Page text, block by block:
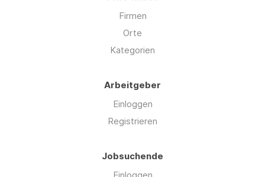
Firmen
Orte
Kategorien
Arbeitgeber
Einloggen
Registrieren
Jobsuchende